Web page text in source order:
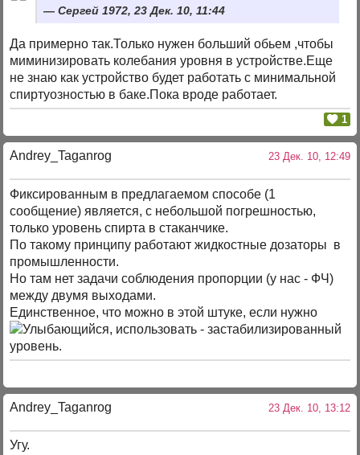
Сергей 1972, 23 Дек. 10, 11:44
Да примерно так.Только нужен больший обьем ,чтобы
миминизировать колебания уровня в устройстве.Еще
не знаю как устройство будет работать с минимальной
спиртуозностью в баке.Пока вроде работает.
1
Andrey_Taganrog 23 Дек. 10, 12:49
Фиксированным в предлагаемом способе (1
сообщение) является, с небольшой погрешностью,
только уровень спирта в стаканчике.
По такому принципу работают жидкостные дозаторы в
промышленности.
Но там нет задачи соблюдения пропорции (у нас - ФЧ)
между двумя выходами.
Единственное, что можно в этой штуке, если нужно
, использовать - застабилизированный
уровень.
Andrey_Taganrog 23 Дек. 10, 13:12
Угу.